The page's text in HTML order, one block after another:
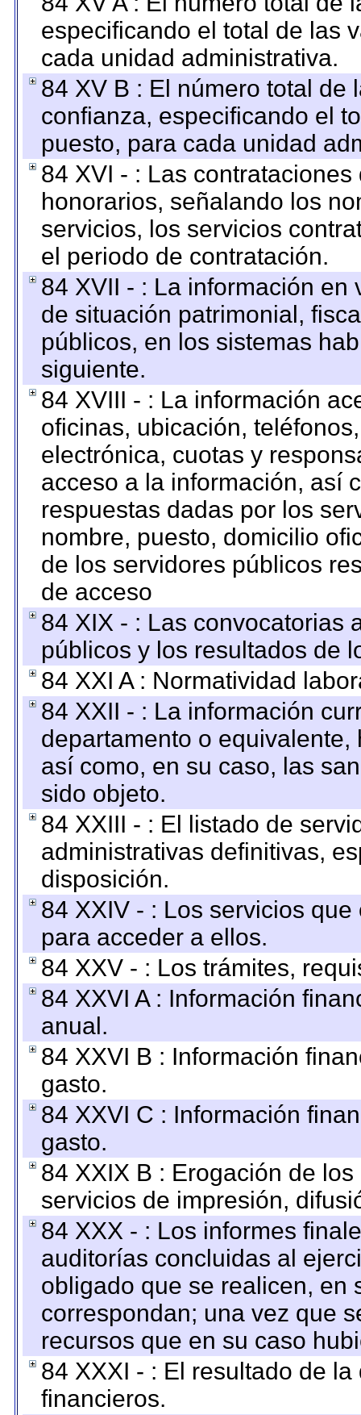
especificando el total de las
cada unidad administrativa.
84 XV B : El número total de
confianza, especificando el
puesto, para cada unidad
84 XVI - : Las
honorarios, señalando los
servicios, los servicios
el periodo de contratación.
84 XVII - : La información
de situación patrimonial,
públicos, en los sistemas
siguiente.
84 XVIII - : La información
oficinas, ubicación,
electrónica, cuotas y
acceso a la información, así
respuestas dadas por los
nombre, puesto, domicilio
de los servidores públicos
de acceso
84 XIX - : Las convocatorias
públicos y los resultados de
84 XXI A : Normatividad
84 XXII - : La información
departamento o
así como, en su caso, las
sido objeto.
84 XXIII - : El listado de
administrativas definitivas,
disposición.
84 XXIV - : Los servicios
para acceder a ellos.
84 XXV - : Los trámites,
84 XXVI A : Información
anual.
84 XXVI B : Información
gasto.
84 XXVI C : Información
gasto.
84 XXIX B : Erogación de
servicios de impresión,
84 XXX - : Los informes
auditorías concluidas al
obligado que se realicen, en
correspondan; una vez que
recursos que en su caso
84 XXXI - : El resultado de
financieros.